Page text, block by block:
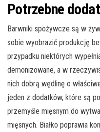
Potrzebne
Barwniki spożywcze są w
sobie wyobrazić produkcję
przypadku niektórych
demonizowane, a w
nich dobrą wędlinę o
jeden z dodatków, które są
przemyśle mięsnym do
mięsnych. Białko poprawia